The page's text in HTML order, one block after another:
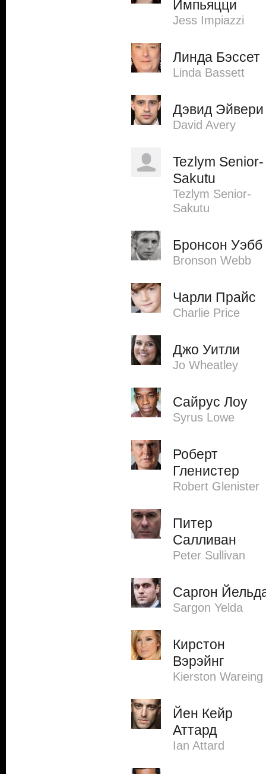
Импьяцци
Jess Impiazzi
Линда Бэссет
Linda Bassett
Дэвид Эйвери
David Avery
Tezlym Senior-
Sakutu
Tezlym Senior-
Sakutu
Бронсон Уэбб
Bronson Webb
Чарли Прайс
Charlie Price
Джо Уитли
Jo Wheatley
Сайрус Лоу
Syrus Lowe
Роберт
Гленистер
Robert Glenister
Питер
Салливан
Peter Sullivan
Саргон
Sargon Yelda
Кирстон
Вэрэйнг
Kierston Wareing
Йен Кейр
Аттард
Ian Attard